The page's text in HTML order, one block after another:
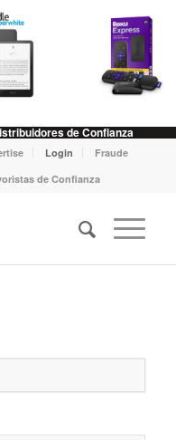
de Confianza
Login
Fraude
de Confianza